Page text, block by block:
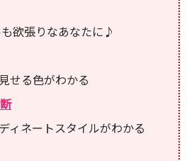
欲張りなあなたに♪
せる色がわかる
ィネートスタイルがわかる